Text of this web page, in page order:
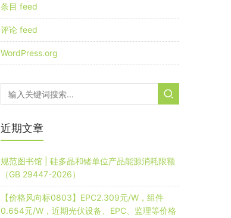
条目 feed
评论 feed
WordPress.org
近期文章
规范图书馆 | 硅多晶和锗单位产品能源消耗限额
（GB 29447-2026）
【价格风向标0803】EPC2.309元/W，组件
0.654元/W，近期光伏设备、EPC、监理等价格